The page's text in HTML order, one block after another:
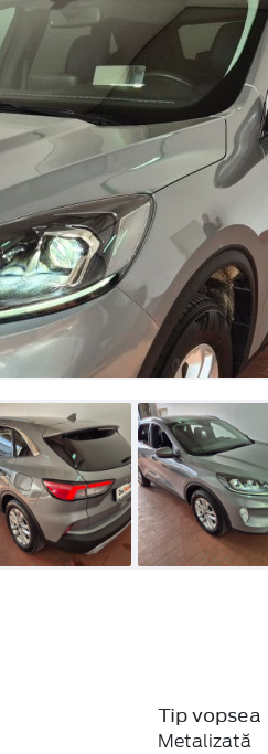
Tip vopsea
Metalizată